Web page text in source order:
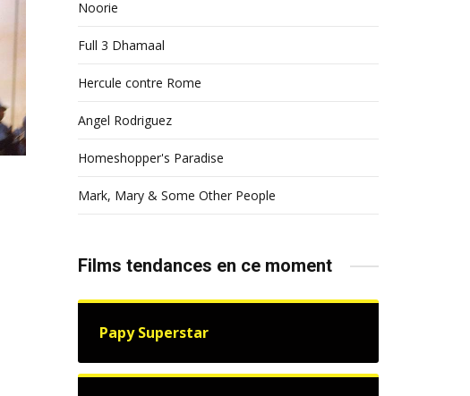
Noorie
Full 3 Dhamaal
Hercule contre Rome
Angel Rodriguez
Homeshopper's Paradise
Mark, Mary & Some Other People
Films tendances en ce moment
Papy Superstar